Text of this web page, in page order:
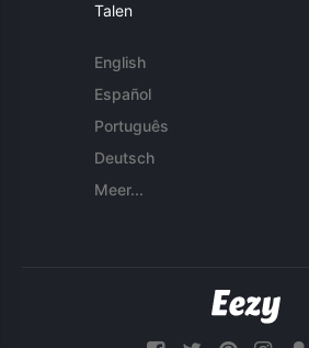
Talen
English
Español
Português
Deutsch
Meer...